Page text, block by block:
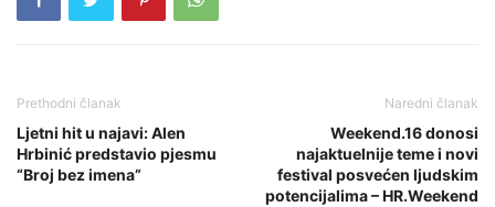
Prethodni članak
Ljetni hit u najavi: Alen
Hrbinić predstavio pjesmu
“Broj bez imena”
Naredni članak
Weekend.16 donosi
najaktuelnije teme i novi
festival posvećen ljudskim
potencijalima – HR.Weekend